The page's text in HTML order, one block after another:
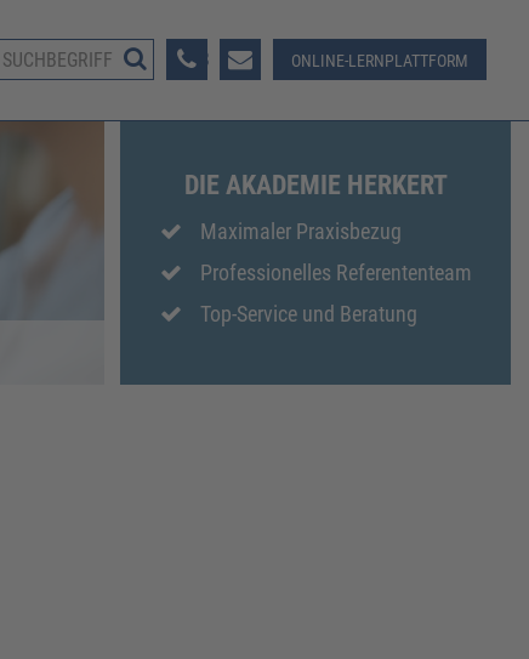
08233 381-123 ONLINE-LERNPLATTFORM
DIE AKADEMIE HERKERT
Maximaler Praxisbezug
Professionelles Referententeam
Top-Service und Beratung